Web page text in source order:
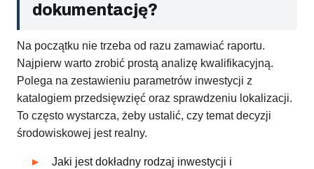
dokumentację?
Na początku nie trzeba od razu zamawiać raportu.
Najpierw warto zrobić prostą analizę kwalifikacyjną.
Polega na zestawieniu parametrów inwestycji z
katalogiem przedsięwzięć oraz sprawdzeniu lokalizacji.
To często wystarcza, żeby ustalić, czy temat decyzji
środowiskowej jest realny.
Jaki jest dokładny rodzaj inwestycji i